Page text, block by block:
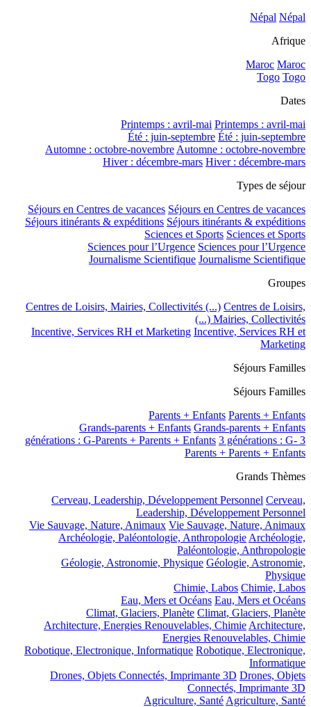
Népal Népal
Afrique
Maroc Maroc
Togo Togo
Dates
Printemps : avril-mai Printemps : avril-mai
Été : juin-septembre Été : juin-septembre
Automne : octobre-novembre Automne : octobre-novembre
Hiver : décembre-mars Hiver : décembre-mars
Types de séjour
Séjours en Centres de vacances Séjours en Centres de vacances
Séjours itinérants & expéditions Séjours itinérants & expéditions
Sciences et Sports Sciences et Sports
Sciences pour l’Urgence Sciences pour l’Urgence
Journalisme Scientifique Journalisme Scientifique
Groupes
Centres de Loisirs, Mairies, Collectivités (...) Centres de Loisirs,
Mairies, Collectivités (...)
Incentive, Services RH et Marketing Incentive, Services RH et
Marketing
Séjours Familles
Séjours Familles
Parents + Enfants Parents + Enfants
Grands-parents + Enfants Grands-parents + Enfants
3 générations : G-Parents + Parents + Enfants
3 générations : G-
Parents + Parents + Enfants
Grands Thèmes
Cerveau, Leadership, Développement Personnel Cerveau,
Leadership, Développement Personnel
Vie Sauvage, Nature, Animaux Vie Sauvage, Nature, Animaux
Archéologie, Paléontologie, Anthropologie Archéologie,
Paléontologie, Anthropologie
Géologie, Astronomie, Physique Géologie, Astronomie,
Physique
Chimie, Labos Chimie, Labos
Eau, Mers et Océans Eau, Mers et Océans
Climat, Glaciers, Planète Climat, Glaciers, Planète
Architecture, Energies Renouvelables, Chimie Architecture,
Energies Renouvelables, Chimie
Robotique, Electronique, Informatique Robotique, Electronique,
Informatique
Drones, Objets Connectés, Imprimante 3D Drones, Objets
Connectés, Imprimante 3D
Agriculture, Santé Agriculture, Santé